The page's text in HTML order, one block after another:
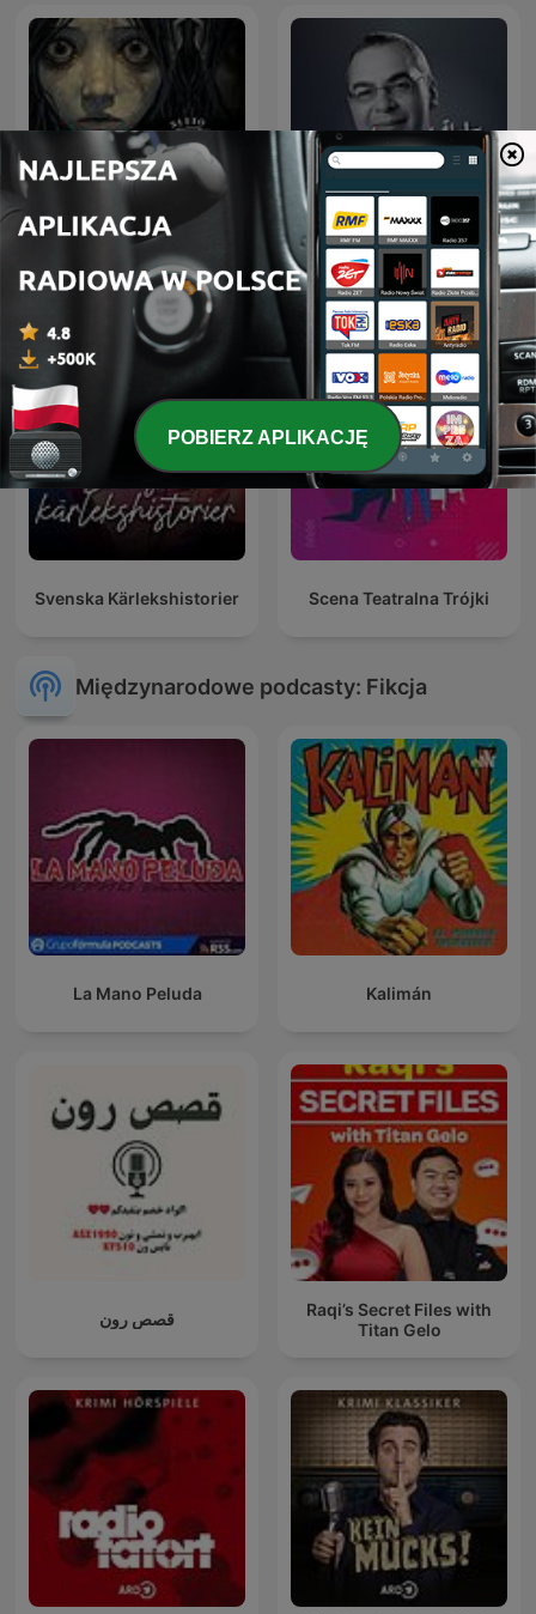
Sitio Bangungot - Pinoy
Horror Stories for Sleep
Podcast
سلسلة ما وراء الطبيعة
Svenska Kärlekshistorier Scena Teatralna Trójki
Międzynarodowe podcasty: Fikcja
La Mano Peluda Kalimán
قصص رون
Raqi’s Secret Files with
Titan Gelo
POBIERZ APLIKACJĘ